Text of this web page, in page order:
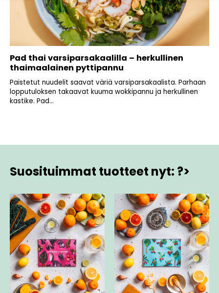
Pad thai varsiparsakaalilla – herkullinen
thaimaalainen pyttipannu
Paistetut nuudelit saavat väriä varsiparsakaalista. Parhaan
lopputuloksen takaavat kuuma wokkipannu ja herkullinen
kastike. Pad...
Suosituimmat tuotteet nyt: ?>